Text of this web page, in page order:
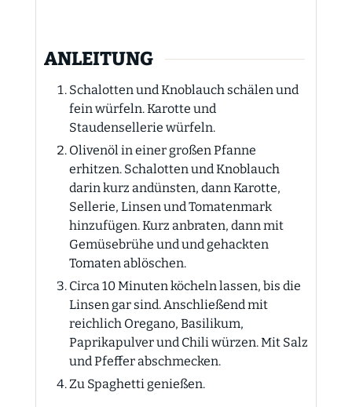
ANLEITUNG
Schalotten und Knoblauch schälen und
fein würfeln. Karotte und
Staudensellerie würfeln.
Olivenöl in einer großen Pfanne
erhitzen. Schalotten und Knoblauch
darin kurz andünsten, dann Karotte,
Sellerie, Linsen und Tomatenmark
hinzufügen. Kurz anbraten, dann mit
Gemüsebrühe und und gehackten
Tomaten ablöschen.
Circa 10 Minuten köcheln lassen, bis die
Linsen gar sind. Anschließend mit
reichlich Oregano, Basilikum,
Paprikapulver und Chili würzen. Mit Salz
und Pfeffer abschmecken.
Zu Spaghetti genießen.